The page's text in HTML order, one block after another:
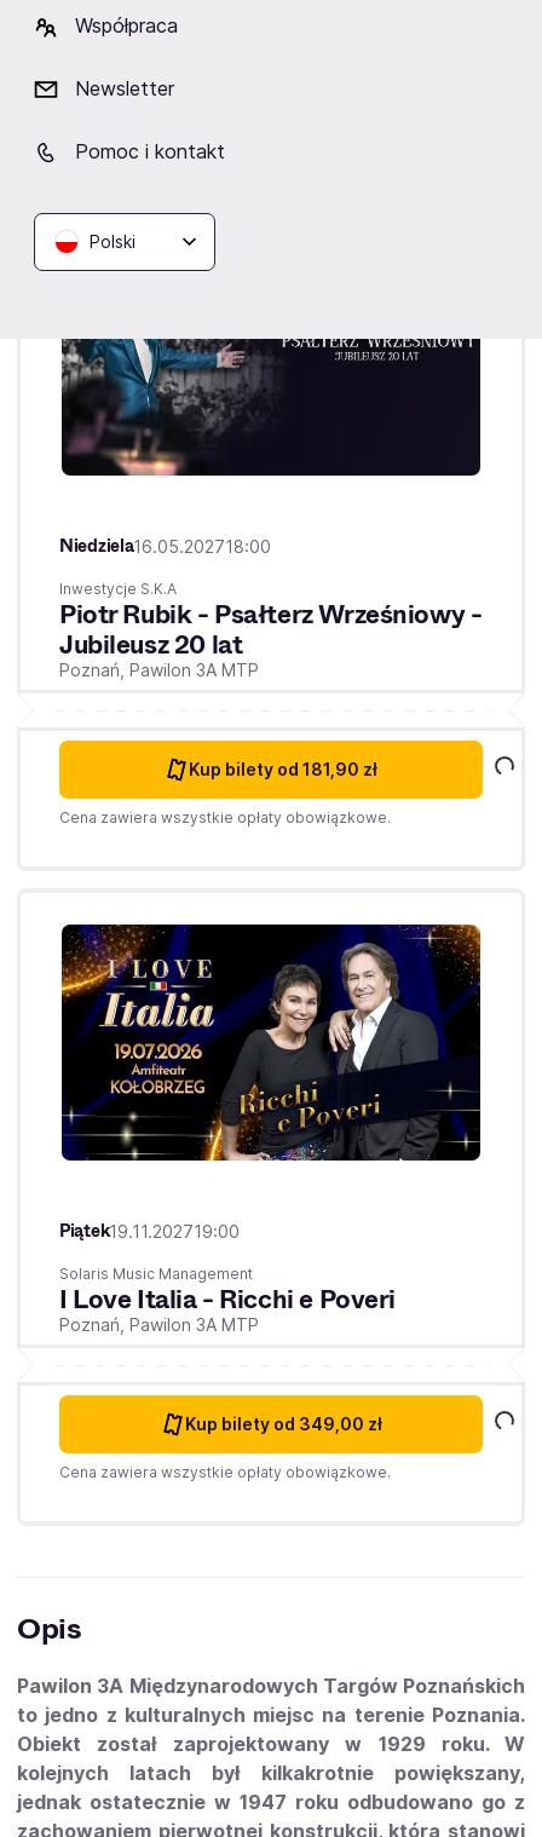
Współpraca
Newsletter
Pomoc i kontakt
Polski
Niedziela16.05.202718:00
Inwestycje S.K.A
Piotr Rubik - Psałterz Wrześniowy -
Jubileusz 20 lat
Poznań, Pawilon 3A MTP
Kup bilety od 181,90 zł
Cena zawiera wszystkie opłaty obowiązkowe.
Piątek19.11.202719:00
Solaris Music Management
I Love Italia - Ricchi e Poveri
Poznań, Pawilon 3A MTP
Kup bilety od 349,00 zł
Cena zawiera wszystkie opłaty obowiązkowe.
Opis
Pawilon 3A Międzynarodowych Targów Poznańskich
to jedno z kulturalnych miejsc na terenie Poznania.
Obiekt został zaprojektowany w 1929 roku. W
kolejnych latach był kilkakrotnie powiększany,
jednak ostatecznie w 1947 roku odbudowano go z
zachowaniem pierwotnej konstrukcji, która stanowi